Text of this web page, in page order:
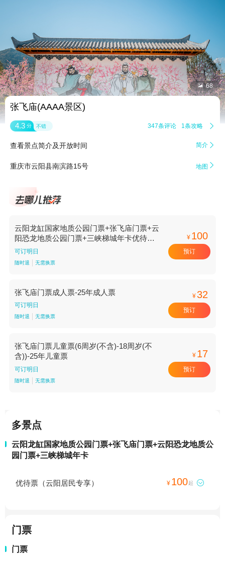
 68
张飞庙(AAAA景区)
4.3 分 不错 347条评论 1条攻略 
查看景点简介及开放时间 简介 
重庆市云阳县南滨路15号 地图 
云阳龙缸国家地质公园门票+张飞庙门票+云
阳恐龙地质公园门票+三峡梯城年卡优待票
(云阳居民专享)-标准价
可订明日
随时退 无需换票
¥ 100
预订
张飞庙门票成人票-25年成人票
可订明日
随时退 无需换票
¥32
预订
张飞庙门票儿童票(6周岁(不含)-18周岁(不
含))-25年儿童票
可订明日
随时退 无需换票
¥ 17
预订
多景点
云阳龙缸国家地质公园门票+张飞庙门票+云阳恐龙地质公
园门票+三峡梯城年卡
优待票（云阳居民专享） ¥ 100起 
门票
门票